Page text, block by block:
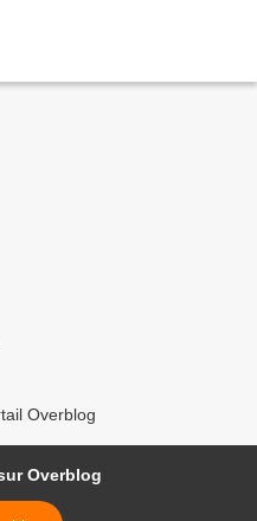
Overblog
Overblog